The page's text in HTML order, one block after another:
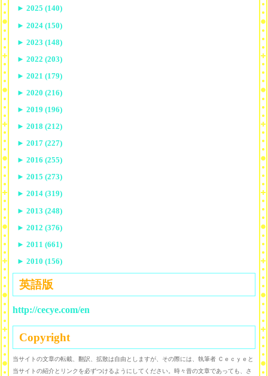
► 2025 (140)
► 2024 (150)
► 2023 (148)
► 2022 (203)
► 2021 (179)
► 2020 (216)
► 2019 (196)
► 2018 (212)
► 2017 (227)
► 2016 (255)
► 2015 (273)
► 2014 (319)
► 2013 (248)
► 2012 (376)
► 2011 (661)
► 2010 (156)
英語版
http://cecye.com/en
Copyright
当サイトの文章の転載、翻訳、拡散は自由としますが、その際には、執筆者 Ｃｅｃｙｅと
当サイトの紹介とリンクを必ずつけるようにしてください。時々昔の文章であっても、さ